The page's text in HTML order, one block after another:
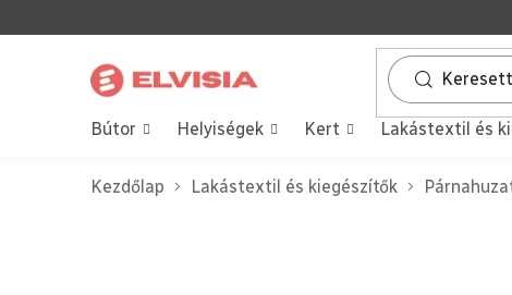
a
tartalomhoz
Bútor Helyiségek Kert Lakástextil és
Kezdőlap Lakástextil és kiegészítők